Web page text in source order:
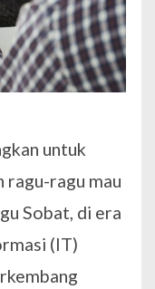
untuk
ragu-ragu mau
Sobat, di era
(IT)